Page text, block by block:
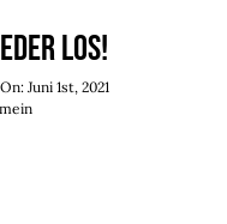
los!
Juni 1st, 2021